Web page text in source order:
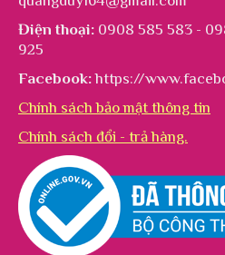
Điện thoại: 0908 585 583 -
925
Facebook: https://
Chính sách bảo mật thông tin
Chính sách đổi - trả hàng.